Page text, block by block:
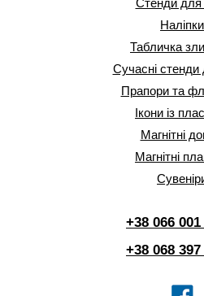
Стенди
Наліпки
Табличка
Сучасні
Прапори та
Ікони із
Магнітні
Магнітні
+38 066
+38 068